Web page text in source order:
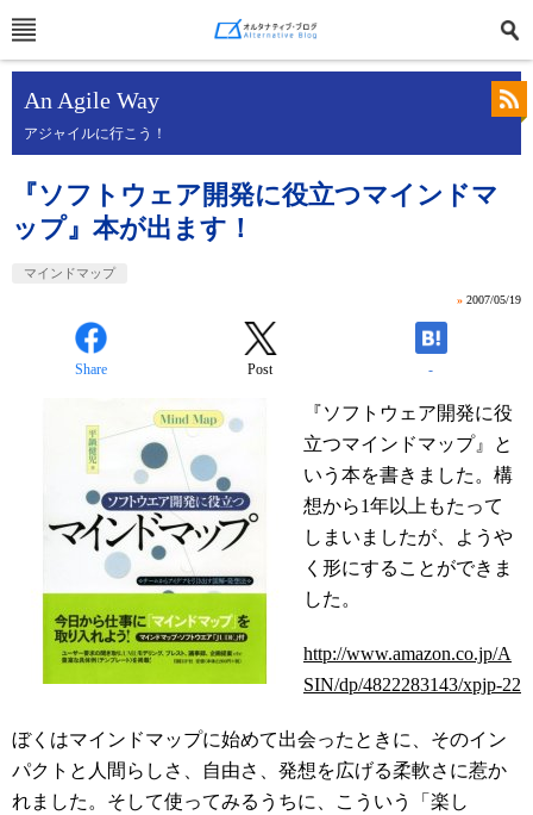
An Agile Way
アジャイルに行こう！
『ソフトウェア開発に役立つマインドマ
ップ』本が出ます！
マインドマップ
» 2007/05/19
Share Post -
『ソフトウェア開発に役
立つマインドマップ』と
いう本を書きました。構
想から1年以上もたって
しまいましたが、ようや
く形にすることができま
した。
http://www.amazon.co.jp/A
SIN/dp/4822283143/xpjp-22
ぼくはマインドマップに始めて出会ったときに、そのイン
パクトと人間らしさ、自由さ、発想を広げる柔軟さに惹か
れました。そして使ってみるうちに、こういう「楽し